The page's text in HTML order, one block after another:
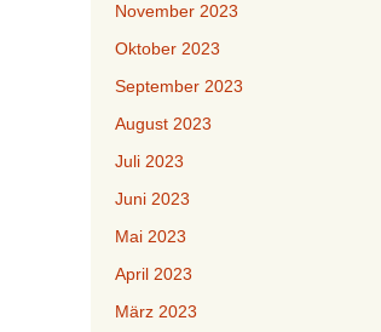
November 2023
Oktober 2023
September 2023
August 2023
Juli 2023
Juni 2023
Mai 2023
April 2023
März 2023